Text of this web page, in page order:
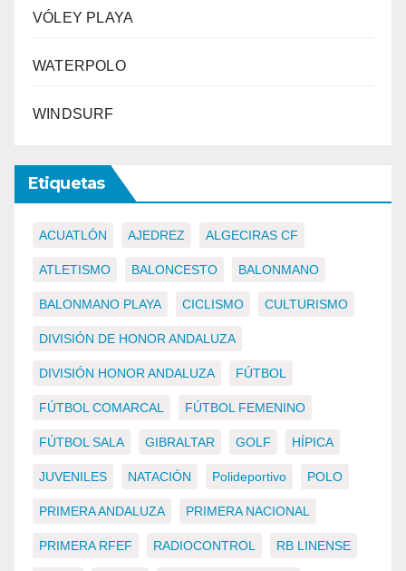
VÓLEY PLAYA
WATERPOLO
WINDSURF
Etiquetas
ACUATLÓN AJEDREZ ALGECIRAS CF
ATLETISMO BALONCESTO BALONMANO
BALONMANO PLAYA CICLISMO CULTURISMO
DIVISIÓN DE HONOR ANDALUZA
DIVISIÓN HONOR ANDALUZA FÚTBOL
FÚTBOL COMARCAL FÚTBOL FEMENINO
FÚTBOL SALA GIBRALTAR GOLF HÍPICA
JUVENILES NATACIÓN Polideportivo POLO
PRIMERA ANDALUZA PRIMERA NACIONAL
PRIMERA RFEF RADIOCONTROL RB LINENSE